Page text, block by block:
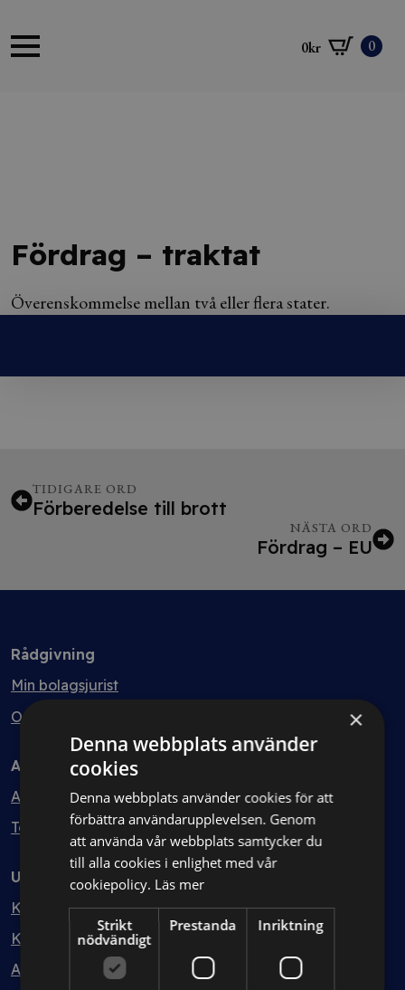
0kr 0
Fördrag – traktat
Överenskommelse mellan två eller flera stater.
TIDIGARE ORD
Förberedelse till brott
NÄSTA ORD
Fördrag – EU
Rådgivning
Min bolagsjurist
Ombud
Avtal
Avtalshantering
Testa kostnadsfritt
Utbildning
Kurser
Kurspaket
Abonnemang
×
Denna webbplats använder
cookies
Denna webbplats använder cookies för att
förbättra användarupplevelsen. Genom
att använda vår webbplats samtycker du
till alla cookies i enlighet med vår
cookiepolicy. Läs mer
Strikt
nödvändigt
Prestanda Inriktning